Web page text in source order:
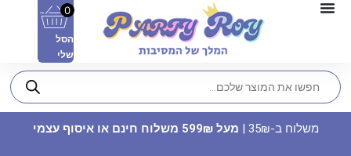
0
הסל
שלי
משלוח ב-35₪ | מעל 599₪ משלוח חינם או איסוף עצמי